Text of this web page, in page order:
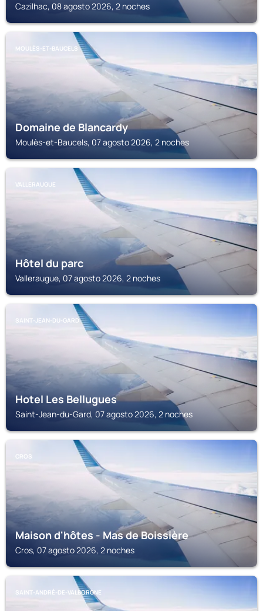
Cazilhac, 08 agosto 2026, 2 noches
MOULÈS-ET-BAUCELS
Domaine de Blancardy
Moulès-et-Baucels, 07 agosto 2026, 2 noches
VALLERAUGUE
Hôtel du parc
Valleraugue, 07 agosto 2026, 2 noches
SAINT-JEAN-DU-GARD
Hotel Les Bellugues
Saint-Jean-du-Gard, 07 agosto 2026, 2 noches
CROS
Maison d'hôtes - Mas de Boissière
Cros, 07 agosto 2026, 2 noches
SAINT-ANDRÉ-DE-VALBORGNE